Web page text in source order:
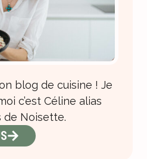
blog de cuisine ! Je
c’est Céline alias
de Noisette.